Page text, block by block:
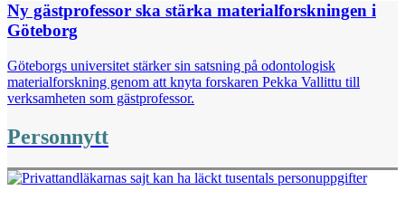
Ny gästprofessor ska stärka materialforskningen i
Göteborg
Göteborgs universitet stärker sin satsning på odontologisk
materialforskning genom att knyta forskaren Pekka Vallittu till
verksamheten som gästprofessor.
Personnytt